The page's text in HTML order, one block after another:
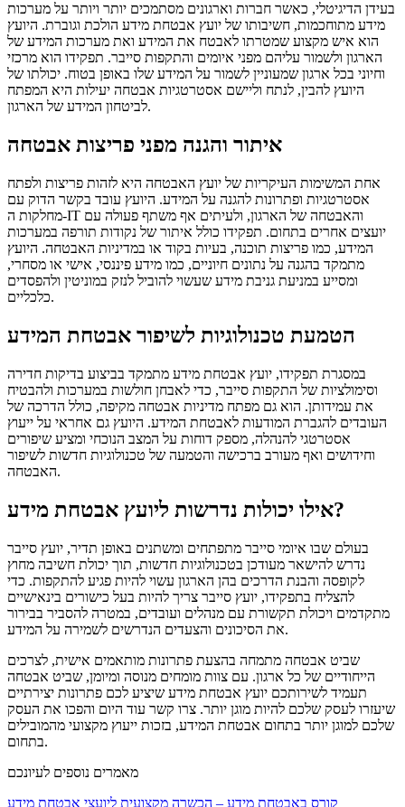
בעידן הדיגיטלי, כאשר חברות וארגונים מסתמכים יותר ויותר על מערכות
מידע מתוחכמות, חשיבותו של יועץ אבטחת מידע הולכת וגוברת. היועץ
הוא איש מקצוע שמטרתו לאבטח את המידע ואת מערכות המידע של
הארגון ולשמור עליהם מפני איומים והתקפות סייבר. תפקידו הוא מרכזי
וחיוני בכל ארגון שמעוניין לשמור על המידע שלו באופן בטוח. יכולתו של
היועץ להבין, לנתח וליישם אסטרטגיות אבטחה יעילות היא המפתח
לביטחון המידע של הארגון.
איתור והגנה מפני פריצות אבטחה
אחת המשימות העיקריות של יועץ האבטחה היא לזהות פריצות ולפתח
אסטרטגיות ופתרונות להגנה על המידע. היועץ עובד בקשר הדוק עם
מחלקות ה-IT והאבטחה של הארגון, ולעיתים אף משתף פעולה עם
יועצים אחרים בתחום. תפקידו כולל איתור של נקודות תורפה במערכות
המידע, כמו פריצות תוכנה, בעיות בקוד או במדיניות האבטחה. היועץ
מתמקד בהגנה על נתונים חיוניים, כמו מידע פיננסי, אישי או מסחרי,
ומסייע במניעת גניבת מידע שעשוי להוביל לנזק במוניטין ולהפסדים
כלכליים.
הטמעת טכנולוגיות לשיפור אבטחת המידע
במסגרת תפקידו, יועץ אבטחת מידע מתמקד בביצוע בדיקות חדירה
וסימולציות של התקפות סייבר, כדי לאבחן חולשות במערכות ולהבטיח
את עמידותן. הוא גם מפתח מדיניות אבטחה מקיפה, כולל הדרכה של
העובדים להגברת המודעות לאבטחת המידע. היועץ גם אחראי על ייעוץ
אסטרטגי להנהלה, מספק דוחות על המצב הנוכחי ומציע שיפורים
וחידושים ואף מעורב ברכישה והטמעה של טכנולוגיות חדשות לשיפור
האבטחה.
אילו יכולות נדרשות ליועץ אבטחת מידע?
בעולם שבו איומי סייבר מתפתחים ומשתנים באופן תדיר, יועץ סייבר
נדרש להישאר מעודכן בטכנולוגיות חדשות, תוך יכולת חשיבה מחוץ
לקופסה והבנת הדרכים בהן הארגון עשוי להיות פגיע להתקפות. כדי
להצליח בתפקידו, יועץ סייבר צריך להיות בעל כישורים בינאישיים
מתקדמים ויכולת תקשורת עם מנהלים ועובדים, במטרה להסביר בבירור
את הסיכונים והצעדים הנדרשים לשמירה על המידע.
שביט אבטחה מתמחה בהצעת פתרונות מותאמים אישית, לצרכים
הייחודיים של כל ארגון. עם צוות מומחים מנוסה ומיומן, שביט אבטחה
תעמיד לשירותכם יועץ אבטחת מידע שיציע לכם פתרונות יצירתיים
שיעזרו לעסק שלכם להיות מוגן יותר. צרו קשר עוד היום והפכו את העסק
שלכם למוגן יותר בתחום אבטחת המידע, בזכות ייעוץ מקצועי מהמובילים
בתחום.
מאמרים נוספים לעיונכם
קורס באבטחת מידע – הכשרה מקצועית ליועצי אבטחת מידע